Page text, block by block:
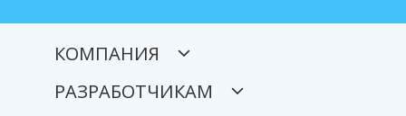
КОМПАНИЯ
РАЗРАБОТЧИКАМ